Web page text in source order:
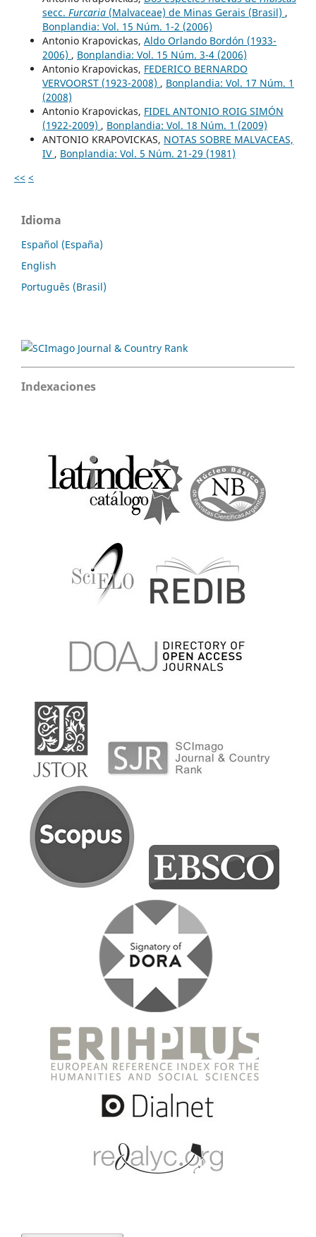
secc. Furcaria(Malvaceae) de Minas Gerais (Brasil) ,
Bonplandia: Vol. 15 Núm. 1-2 (2006)
Antonio Krapovickas, Aldo Orlando Bordón (1933-
2006) , Bonplandia: Vol. 15 Núm. 3-4 (2006)
Antonio Krapovickas, FEDERICO BERNARDO
VERVOORST (1923-2008) , Bonplandia: Vol. 17 Núm. 1
(2008)
Antonio Krapovickas, FIDEL ANTONIO ROIG SIMÓN
(1922-2009) , Bonplandia: Vol. 18 Núm. 1 (2009)
ANTONIO KRAPOVICKAS, NOTAS SOBRE MALVACEAS,
IV , Bonplandia: Vol. 5 Núm. 21-29 (1981)
<< <
Idioma
Español (España)
English
Português (Brasil)
Indexaciones